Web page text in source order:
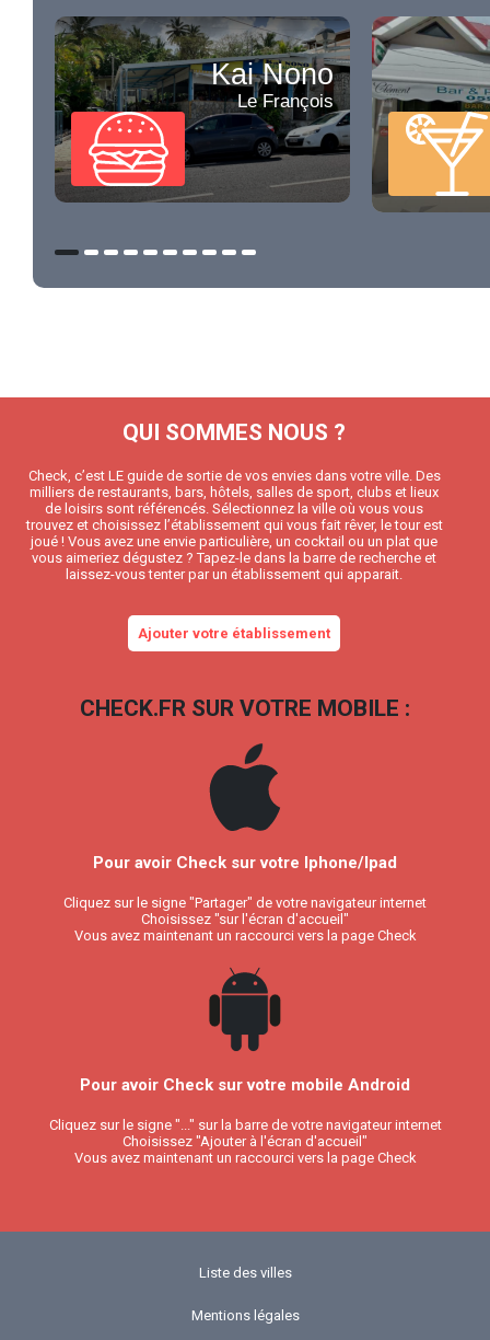
Kai Nono
Le François
QUI SOMMES NOUS ?
Check, c’est LE guide de sortie de vos envies dans votre ville. Des
milliers de restaurants, bars, hôtels, salles de sport, clubs et lieux
de loisirs sont référencés. Sélectionnez la ville où vous vous
trouvez et choisissez l’établissement qui vous fait rêver, le tour est
joué ! Vous avez une envie particulière, un cocktail ou un plat que
vous aimeriez dégustez ? Tapez-le dans la barre de recherche et
laissez-vous tenter par un établissement qui apparait.
Ajouter votre établissement
CHECK.FR SUR VOTRE MOBILE :
Pour avoir Check sur votre Iphone/Ipad
Cliquez sur le signe "Partager" de votre navigateur internet
Choisissez "sur l'écran d'accueil"
Vous avez maintenant un raccourci vers la page Check
Pour avoir Check sur votre mobile Android
Cliquez sur le signe "..." sur la barre de votre navigateur internet
Choisissez "Ajouter à l'écran d'accueil"
Vous avez maintenant un raccourci vers la page Check
Liste des villes
Mentions légales